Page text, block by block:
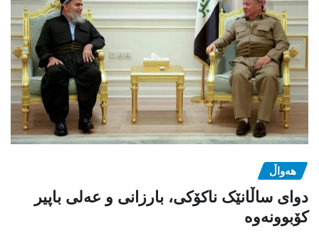
هەواڵ
دوای ساڵانێک ناکۆکی، بارزانی و عەلی باپیر
کۆبوونەوە